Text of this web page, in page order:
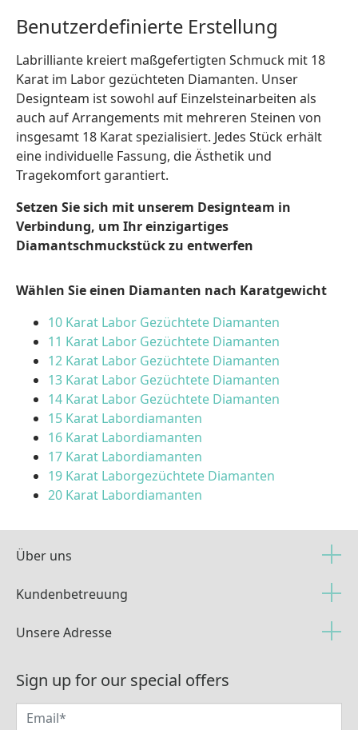
Benutzerdefinierte Erstellung
Labrilliante kreiert maßgefertigten Schmuck mit 18
Karat im Labor gezüchteten Diamanten. Unser
Designteam ist sowohl auf Einzelsteinarbeiten als
auch auf Arrangements mit mehreren Steinen von
insgesamt 18 Karat spezialisiert. Jedes Stück erhält
eine individuelle Fassung, die Ästhetik und
Tragekomfort garantiert.
Setzen Sie sich mit unserem Designteam in
Verbindung, um Ihr einzigartiges
Diamantschmuckstück zu entwerfen
Wählen Sie einen Diamanten nach Karatgewicht
10 Karat Labor Gezüchtete Diamanten
11 Karat Labor Gezüchtete Diamanten
12 Karat Labor Gezüchtete Diamanten
13 Karat Labor Gezüchtete Diamanten
14 Karat Labor Gezüchtete Diamanten
15 Karat Labordiamanten
16 Karat Labordiamanten
17 Karat Labordiamanten
19 Karat Laborgezüchtete Diamanten
20 Karat Labordiamanten
Über uns
Kundenbetreuung
Unsere Adresse
Sign up for our special offers